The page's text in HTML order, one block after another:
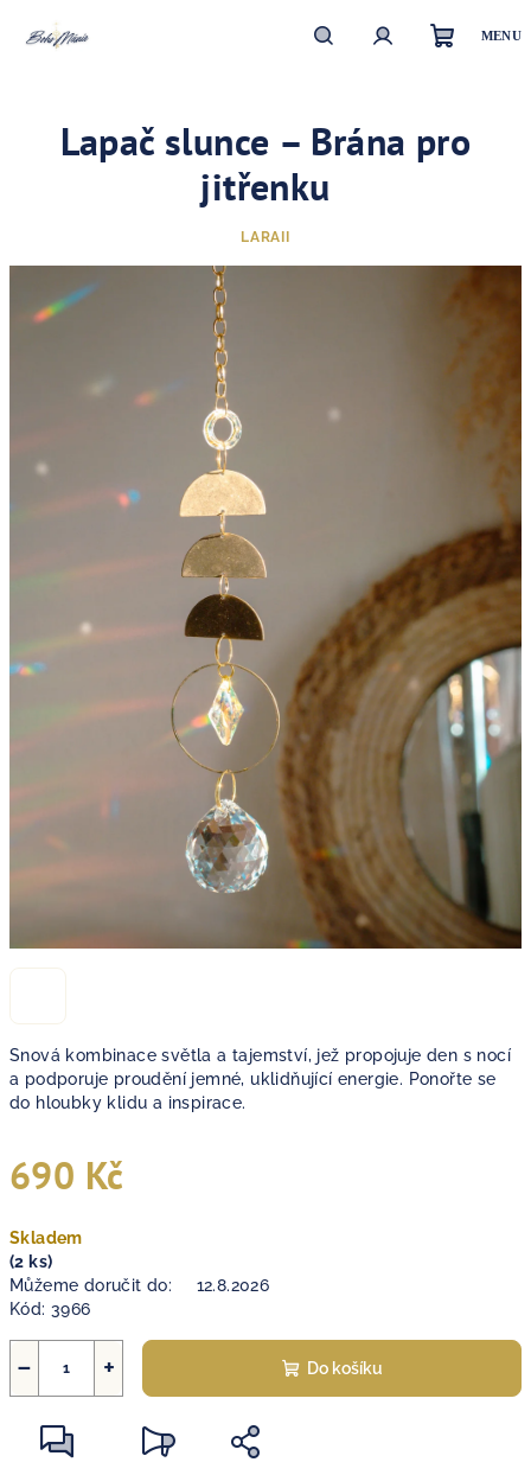
košík
Snová kombinace světla a tajemství, jež propojuje den s nocí
a podporuje proudění jemné, uklidňující energie. Ponořte se
do hloubky klidu a inspirace.
690 Kč
cena:
Skladem
(2 ks)
Můžeme doručit do:
12.8.2026
Kód: 3966
+
− Do košíku
Lapač slunce – Brána pro
jitřenku
LARAII